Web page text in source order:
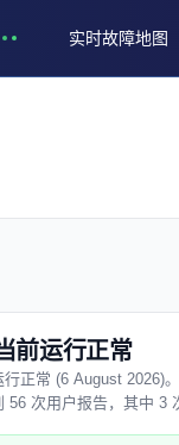
实时故障地图
前运行正常
正常 (6 August 2026)
56 次用户报告，其中 3